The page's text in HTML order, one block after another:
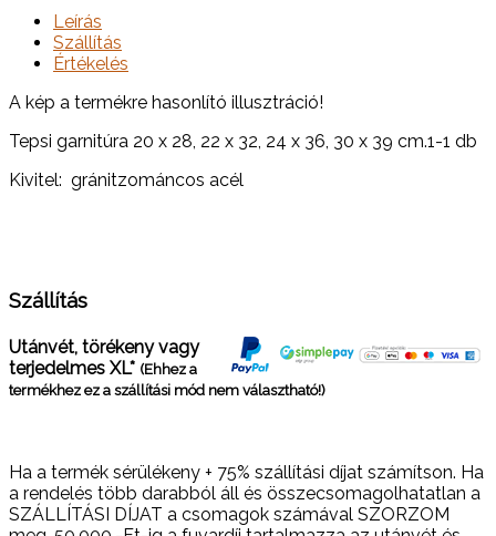
Leírás
Szállítás
Értékelés
A kép a termékre hasonlító illusztráció!
Tepsi garnitúra 20 x 28, 22 x 32, 24 x 36, 30 x 39 cm.1-1 db
Kivitel: gránitzománcos acél
Szállítás
Utánvét, törékeny vagy
terjedelmes XL* (Ehhez a
termékhez ez a szállítási mód nem választható!)
Ha a termék sérülékeny + 75% szállítási díjat számítson. Ha
a rendelés több darabból áll és összecsomagolhatatlan a
SZÁLLÍTÁSI DÍJAT a csomagok számával SZORZOM